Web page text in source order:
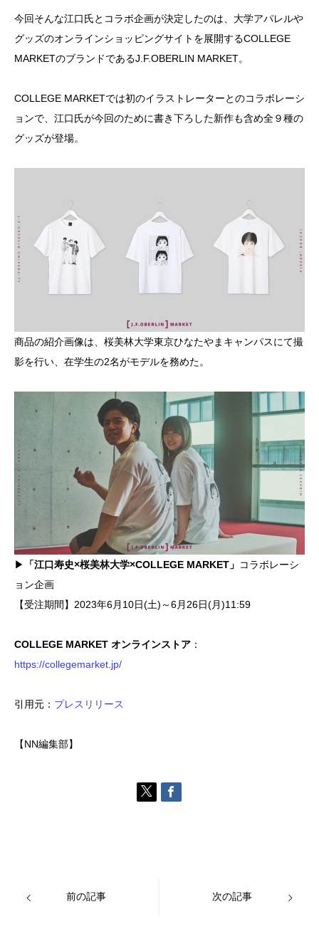
今回そんな江口氏とコラボ企画が決定したのは、大学アパレルや
グッズのオンラインショッピングサイトを展開するCOLLEGE
MARKETのブランドであるJ.F.OBERLIN MARKET。
COLLEGE MARKETでは初のイラストレーターとのコラボレーシ
ョンで、江口氏が今回のために書き下ろした新作も含め全９種の
グッズが登場。
商品の紹介画像は、桜美林大学東京ひなたやまキャンパスにて撮
影を行い、在学生の2名がモデルを務めた。
▶ 「江口寿史×桜美林大学×COLLEGE MARKET」 コラボレーシ
ョン企画
【受注期間】2023年6月10日(土)～6月26日(月)11:59
COLLEGE MARKET オンラインストア ：
https://collegemarket.jp/
引用元： プレスリリース
【NN編集部】
前の記事 次の記事